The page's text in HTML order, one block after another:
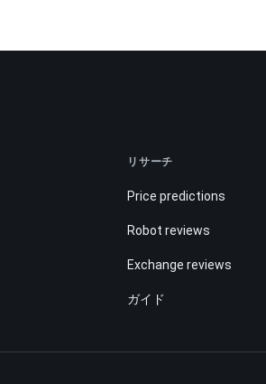
リサーチ
Price predictions
Robot reviews
Exchange reviews
ガイド